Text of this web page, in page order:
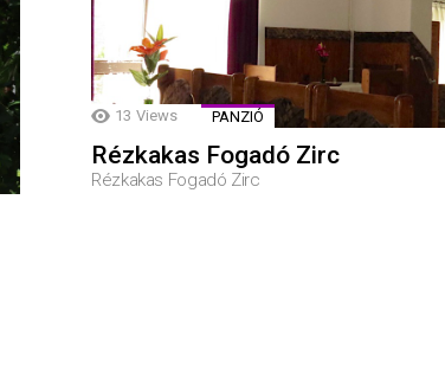
13 Views PANZIÓ
Rézkakas Fogadó Zirc
Rézkakas Fogadó Zirc